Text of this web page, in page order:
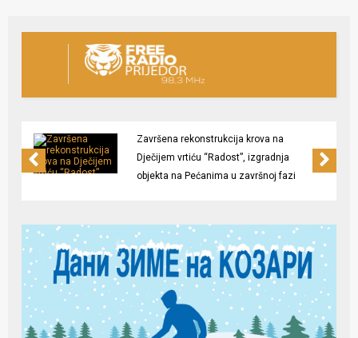
Završena rekonstrukcija krova na
Dječijem vrtiću “Radost”, izgradnja
objekta na Pećanima u završnoj fazi